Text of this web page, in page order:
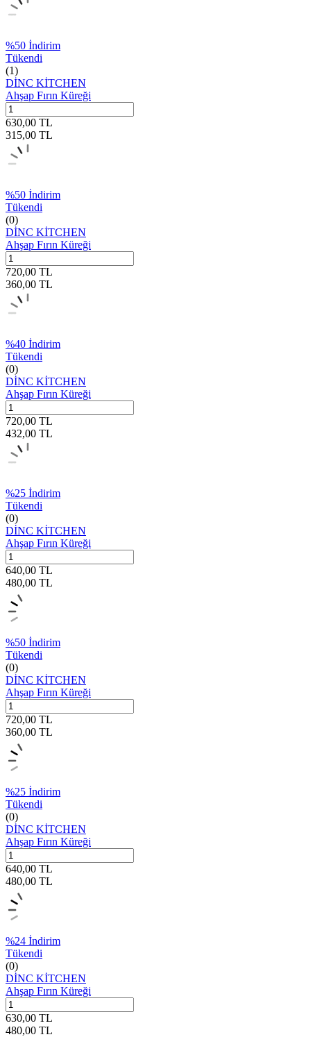
%50 İndirim
Tükendi
(1)
DİNC KİTCHEN
Ahşap Fırın Küreği
630,00 TL
315,00 TL
%50 İndirim
Tükendi
(0)
DİNC KİTCHEN
Ahşap Fırın Küreği
720,00 TL
360,00 TL
%40 İndirim
Tükendi
(0)
DİNC KİTCHEN
Ahşap Fırın Küreği
720,00 TL
432,00 TL
%25 İndirim
Tükendi
(0)
DİNC KİTCHEN
Ahşap Fırın Küreği
640,00 TL
480,00 TL
%50 İndirim
Tükendi
(0)
DİNC KİTCHEN
Ahşap Fırın Küreği
720,00 TL
360,00 TL
%25 İndirim
Tükendi
(0)
DİNC KİTCHEN
Ahşap Fırın Küreği
640,00 TL
480,00 TL
%24 İndirim
Tükendi
(0)
DİNC KİTCHEN
Ahşap Fırın Küreği
630,00 TL
480,00 TL